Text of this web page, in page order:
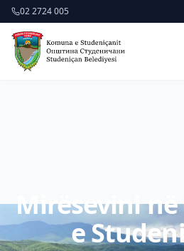
02 2724 005
Mirësevini
e